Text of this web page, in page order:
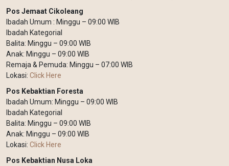
Pos Jemaat Cikoleang
Ibadah Umum : Minggu – 09:00 WIB
Ibadah Kategorial
Balita: Minggu – 09:00 WIB
Anak: Minggu – 09:00 WIB
Remaja & Pemuda: Minggu – 07:00 WIB
Lokasi: Click Here
Pos Kebaktian Foresta
Ibadah Umum: Minggu – 09:00 WIB
Ibadah Kategorial
Balita: Minggu – 09:00 WIB
Anak: Minggu – 09:00 WIB
Lokasi: Click Here
Pos Kebaktian Nusa Loka